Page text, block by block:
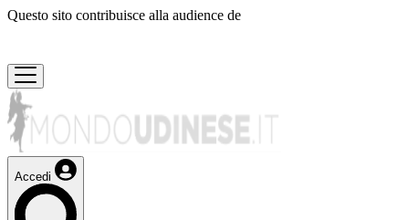
Questo sito contribuisce alla audience de
Accedi